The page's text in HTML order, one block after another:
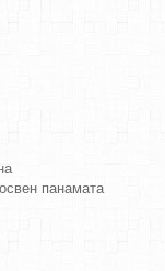
панамата